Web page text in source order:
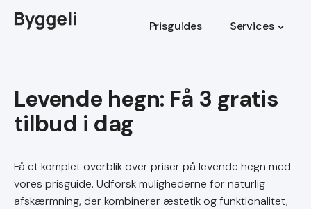
Prisguides Services
Levende hegn
Få et komplet overblik over priser på levende hegn med
vores prisguide. Udforsk mulighederne for naturlig
afskærmning, der kombinerer æstetik og funktionalitet,